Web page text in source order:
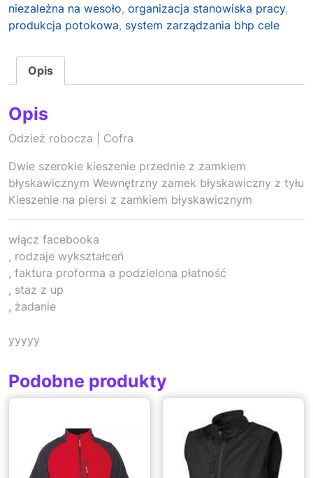
niezależna na wesoło, organizacja stanowiska pracy,
produkcja potokowa, system zarządzania bhp cele
Opis
Opis
Odzież robocza | Cofra
Dwie szerokie kieszenie przednie z zamkiem
błyskawicznym Wewnętrzny zamek błyskawiczny z tyłu
Kieszenie na piersi z zamkiem błyskawicznym
włącz facebooka
, rodzaje wykształceń
, faktura proforma a podzielona płatność
, staz z up
, żadanie
yyyyy
Podobne produkty